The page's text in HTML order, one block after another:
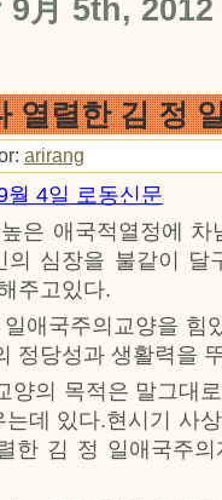
月 5th, 2012
열렬한 김 정
arirang
월 4일 로동신문
은 애국적열정에
의 심장을 불같이 달
주고있다.
애국주의교양을 힘
정당성과 생활력을
양의 목적은 말그대
데 있다.현시기 사
한 김 정 일애국주